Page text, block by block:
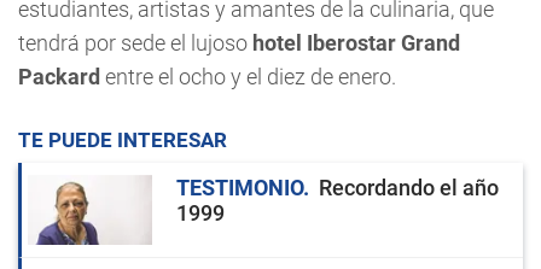
estudiantes, artistas y amantes de la culinaria, que
tendrá por sede el lujoso hotel Iberostar Grand
Packard entre el ocho y el diez de enero.
TE PUEDE INTERESAR
TESTIMONIO
Recordando el año
1999